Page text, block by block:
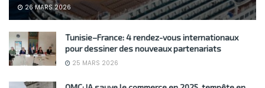
26 MARS 2026
Tunisie–France: 4 rendez-vous internationaux
pour dessiner des nouveaux partenariats
25 MARS 2026